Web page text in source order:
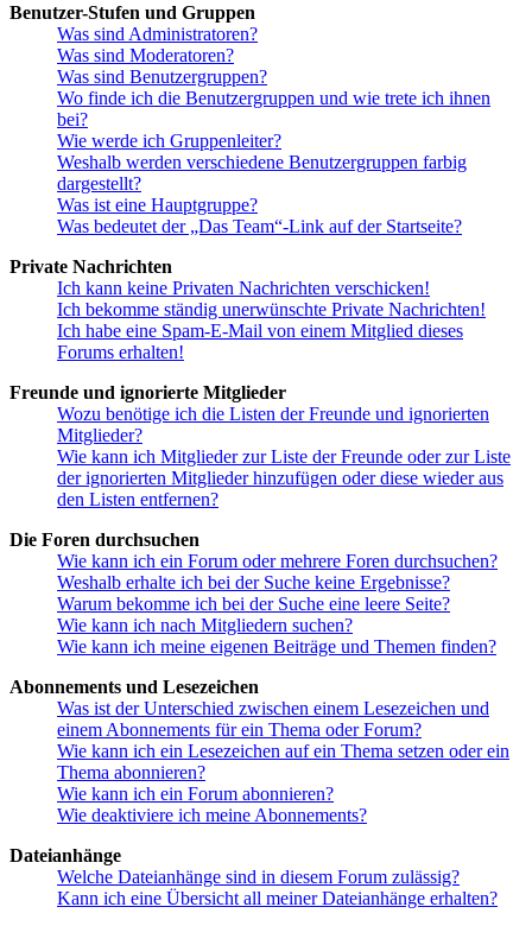
Benutzer-Stufen und Gruppen
Was sind Administratoren?
Was sind Moderatoren?
Was sind Benutzergruppen?
Wo finde ich die Benutzergruppen und wie trete ich ihnen
bei?
Wie werde ich Gruppenleiter?
Weshalb werden verschiedene Benutzergruppen farbig
dargestellt?
Was ist eine Hauptgruppe?
Was bedeutet der „Das Team“-Link auf der Startseite?
Private Nachrichten
Ich kann keine Privaten Nachrichten verschicken!
Ich bekomme ständig unerwünschte Private Nachrichten!
Ich habe eine Spam-E-Mail von einem Mitglied dieses
Forums erhalten!
Freunde und ignorierte Mitglieder
Wozu benötige ich die Listen der Freunde und ignorierten
Mitglieder?
Wie kann ich Mitglieder zur Liste der Freunde oder zur Liste
der ignorierten Mitglieder hinzufügen oder diese wieder aus
den Listen entfernen?
Die Foren durchsuchen
Wie kann ich ein Forum oder mehrere Foren durchsuchen?
Weshalb erhalte ich bei der Suche keine Ergebnisse?
Warum bekomme ich bei der Suche eine leere Seite?
Wie kann ich nach Mitgliedern suchen?
Wie kann ich meine eigenen Beiträge und Themen finden?
Abonnements und Lesezeichen
Was ist der Unterschied zwischen einem Lesezeichen und
einem Abonnements für ein Thema oder Forum?
Wie kann ich ein Lesezeichen auf ein Thema setzen oder ein
Thema abonnieren?
Wie kann ich ein Forum abonnieren?
Wie deaktiviere ich meine Abonnements?
Dateianhänge
Welche Dateianhänge sind in diesem Forum zulässig?
Kann ich eine Übersicht all meiner Dateianhänge erhalten?